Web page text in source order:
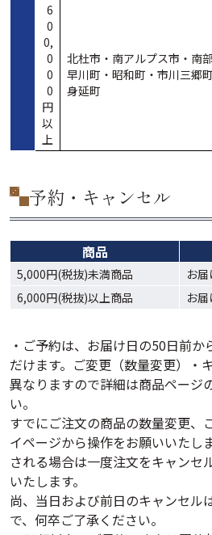
6
0
0,
0
0
0
円
以
上
北杜市・ 南アルプス市・ 南
早川町・ 昭和町・ 市川三郷
身延町
予約・キャンセル
商品
5,000円(税抜)未満商品 お
6,000円(税抜)以上商品
お
・ご予約は、お届け日の50日前
だけます。ご変更（数量変更）・
異なりますので詳細は商品ページ
い。
すでにご注文の商品の数量変更、
イページから操作をお願いいたし
される場合は一度注文をキャンセ
いたします。
尚、当日および前日のキャンセル
で、何卒ご了承ください。